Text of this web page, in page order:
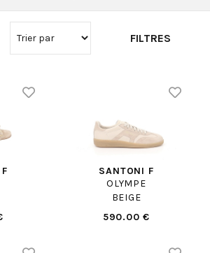
FILTRES
SANTONI F
OLYMPE
BEIGE
590.00 €